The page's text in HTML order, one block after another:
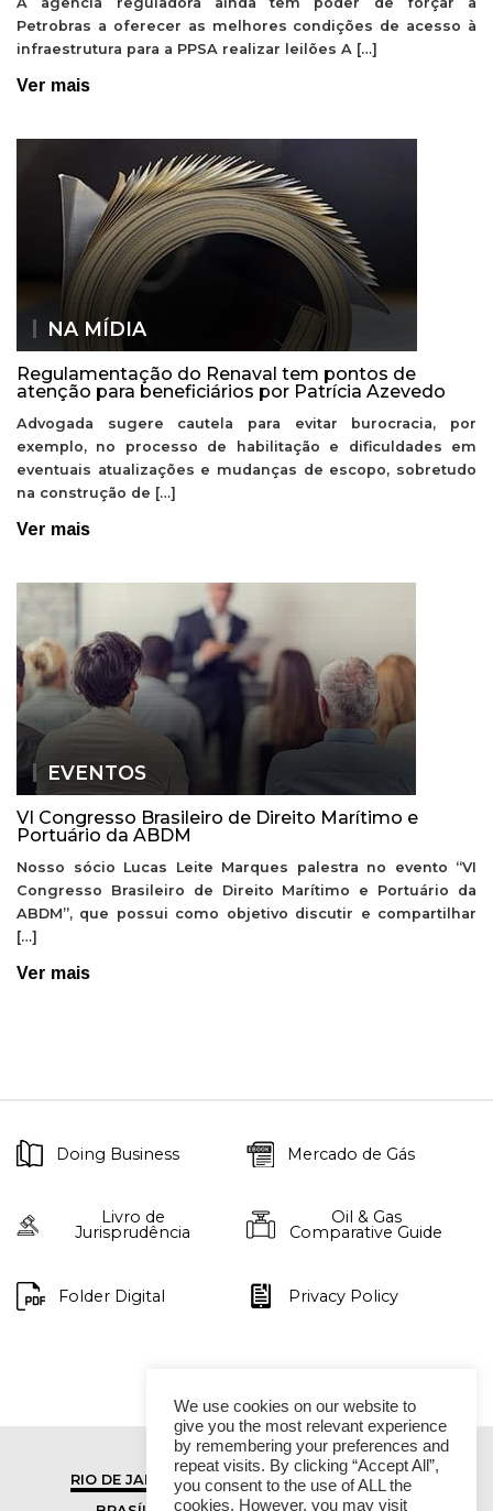
Petrobras a oferecer as melhores condições de acesso à
infraestrutura para a PPSA realizar leilões A […]
Ver mais
NA MÍDIA
Regulamentação do Renaval tem pontos de
atenção para beneficiários por Patrícia Azevedo
Advogada sugere cautela para evitar burocracia, por
exemplo, no processo de habilitação e dificuldades em
eventuais atualizações e mudanças de escopo, sobretudo
na construção de […]
Ver mais
EVENTOS
VI Congresso Brasileiro de Direito Marítimo e
Portuário da ABDM
Nosso sócio Lucas Leite Marques palestra no evento “VI
Congresso Brasileiro de Direito Marítimo e Portuário da
ABDM”, que possui como objetivo discutir e compartilhar
[…]
Ver mais
Doing Business Mercado de Gás
Livro de
Jurisprudência
Oil & Gas
Comparative Guide
Folder Digital Privacy Policy
RIO DE JANEIRO
SÃO PAULO
We use cookies on our website to
give you the most relevant experience
by remembering your preferences and
repeat visits. By clicking “Accept All”,
you consent to the use of ALL the
cookies. However, you may visit